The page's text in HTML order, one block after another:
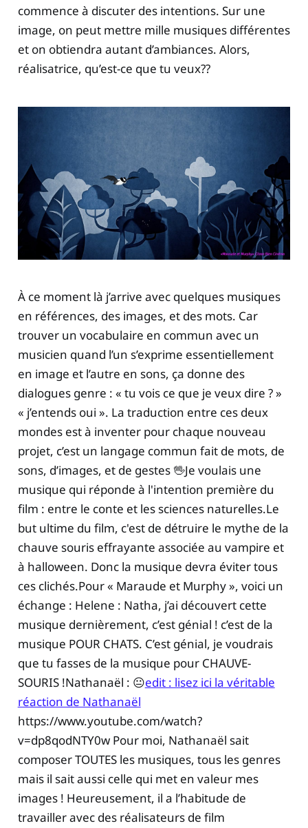
commence à discuter des intentions. Sur une
image, on peut mettre mille musiques différentes
et on obtiendra autant d’ambiances. Alors,
réalisatrice, qu’est-ce que tu veux??
À ce moment là j’arrive avec quelques musiques
en références, des images, et des mots. Car
trouver un vocabulaire en commun avec un
musicien quand l’un s’exprime essentiellement
en image et l’autre en sons, ça donne des
dialogues genre : « tu vois ce que je veux dire ? »
« j’entends oui ». La traduction entre ces deux
mondes est à inventer pour chaque nouveau
projet, c’est un langage commun fait de mots, de
sons, d’images, et de gestes 🖖Je voulais une
musique qui réponde à l'intention première du
film : entre le conte et les sciences naturelles.Le
but ultime du film, c'est de détruire le mythe de la
chauve souris effrayante associée au vampire et
à halloween. Donc la musique devra éviter tous
ces clichés.Pour « Maraude et Murphy », voici un
échange : Helene : Natha, j’ai découvert cette
musique dernièrement, c’est génial ! c’est de la
musique POUR CHATS. C’est génial, je voudrais
que tu fasses de la musique pour CHAUVE-
SOURIS !Nathanaël : 😐edit : lisez ici la véritable
réaction de Nathanaël
https://www.youtube.com/watch?
v=dp8qodNTY0w Pour moi, Nathanaël sait
composer TOUTES les musiques, tous les genres
mais il sait aussi celle qui met en valeur mes
images ! Heureusement, il a l’habitude de
travailler avec des réalisateurs de film